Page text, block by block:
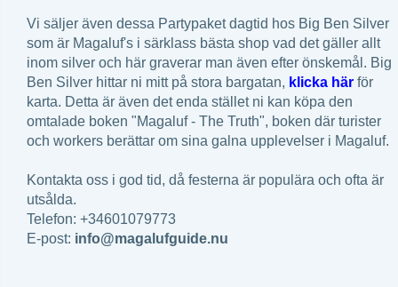
Vi säljer även dessa Partypaket dagtid hos Big Ben Silver
som är Magaluf's i särklass bästa shop vad det gäller allt
inom silver och här graverar man även efter önskemål. Big
Ben Silver hittar ni mitt på stora bargatan, klicka här för
karta. Detta är även det enda stället ni kan köpa den
omtalade boken "Magaluf - The Truth", boken där turister
och workers berättar om sina galna upplevelser i Magaluf.
Kontakta oss i god tid, då festerna är populära och ofta är
utsålda.
Telefon: +34601079773
E-post: info@magalufguide.nu